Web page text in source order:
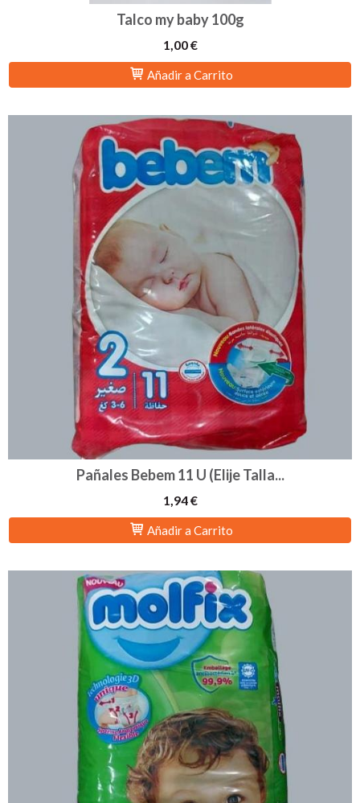
Talco my baby 100g
1,00 €
Añadir a Carrito
Pañales Bebem 11 U (Elije Talla...
1,94 €
Añadir a Carrito